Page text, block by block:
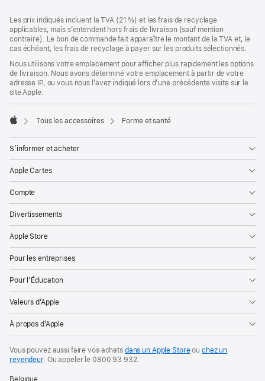
de
page
de
bas
de
Les prix indiqués incluent la TVA (21 %) et les frais de recyclage
applicables, mais s’entendent hors frais de livraison (sauf mention
contraire). Le bon de commande fait apparaître le montant de la TVA et, le
cas échéant, les frais de recyclage à payer sur les produits sélectionnés.
Nous utilisons votre emplacement pour afficher plus rapidement les options
de livraison. Nous avons déterminé votre emplacement à partir de votre
adresse IP, ou vous nous l’avez indiqué lors d’une précédente visite sur le
site Apple.
Tous les accessoires Forme et santé
S’informer et acheter
Apple Cartes
Compte
Divertissements
Apple Store
Pour les entreprises
Pour l’Éducation
Valeurs d’Apple
À propos d’Apple
Vous pouvez aussi faire vos achats dans un Apple Storeouchez un
revendeur. Ouappeler le0800 93 932.
Belgique